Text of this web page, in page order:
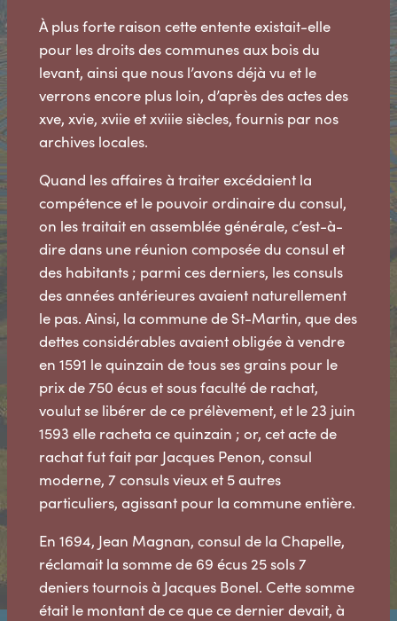
À plus forte raison cette entente existait-elle
pour les droits des communes aux bois du
levant, ainsi que nous l’avons déjà vu et le
verrons encore plus loin, d’après des actes des
xve, xvie, xviie et xviiie siècles, fournis par nos
archives locales.
Quand les affaires à traiter excédaient la
compétence et le pouvoir ordinaire du consul,
on les traitait en assemblée générale, c’est-à-
dire dans une réunion composée du consul et
des habitants ; parmi ces derniers, les consuls
des années antérieures avaient naturellement
le pas. Ainsi, la commune de St-Martin, que des
dettes considérables avaient obligée à vendre
en 1591 le quinzain de tous ses grains pour le
prix de 750 écus et sous faculté de rachat,
voulut se libérer de ce prélèvement, et le 23 juin
1593 elle racheta ce quinzain ; or, cet acte de
rachat fut fait par Jacques Penon, consul
moderne, 7 consuls vieux et 5 autres
particuliers, agissant pour la commune entière.
En 1694, Jean Magnan, consul de la Chapelle,
réclamait la somme de 69 écus 25 sols 7
deniers tournois à Jacques Bonel. Cette somme
était le montant de ce que ce dernier devait, à